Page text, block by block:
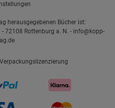
herausgegebenen Bücher ist:
- 72108 Rottenburg a. N. - info@kopp-